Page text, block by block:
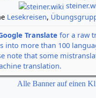
Lesekreisen,
Translate for a raw
into more than 100
note that some
translation.
Alle Banner auf einen